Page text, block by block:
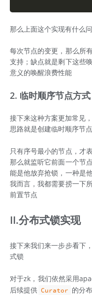
那么上面这个实现有什么
每次节点的变更，那么所
支持；缺点就是剩下这些
意义的唤醒浪费性能
2. 临时顺序节点方式
接下来这种方案更加常见
思路就是创建临时顺序节点
只有序号最小的节点，才
那么就监听它前面一个节
能是他放弃抢锁，一种是
我而言，我都需要捞一下
前置节点
II.分布式锁实现
接下来我们来一步步看下
式锁
对于zk，我们依然采用
后续提供 Curator 的分